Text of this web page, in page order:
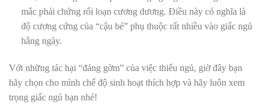
mắc phải chứng rối loạn cương dương. Điều này có nghĩa là
độ cương cứng của “cậu bé” phụ thuộc rất nhiều vào giấc ngủ
hằng ngày.
Với những tác hại “đáng gờm” của việc thiếu ngủ, giờ đây bạn
hãy chọn cho mình chế độ sinh hoạt thích hợp và hãy luôn xem
trọng giấc ngủ bạn nhé!